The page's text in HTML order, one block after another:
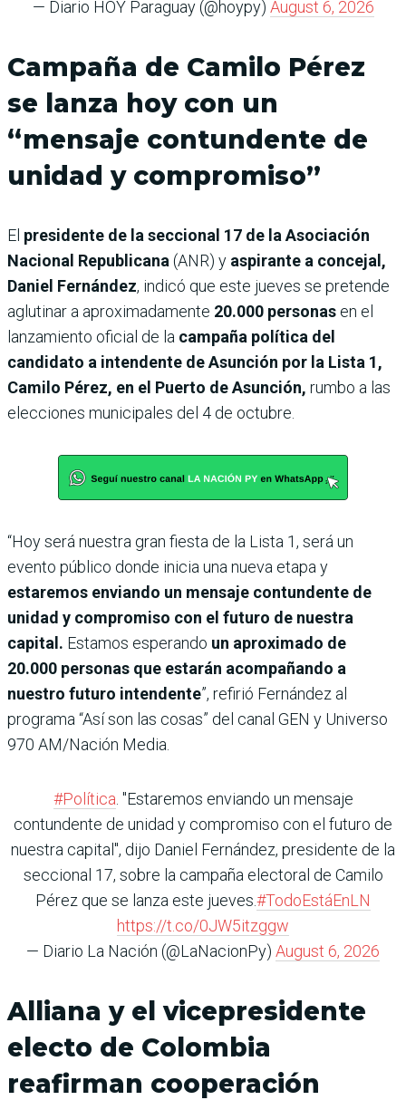
— Diario HOY Paraguay (@hoypy) August 6, 2026
Campaña de Camilo Pérez
se lanza hoy con un
“mensaje contundente de
unidad y compromiso”
El presidente de la seccional 17 de la Asociación
Nacional Republicana(ANR) y aspirante a concejal,
Daniel Fernández, indicó que este jueves se pretende
aglutinar a aproximadamente 20.000 personas en el
lanzamiento oficial de la campaña política del
candidato a intendente de Asunción por la Lista 1,
Camilo Pérez, en el Puerto de Asunción, rumbo a las
elecciones municipales del 4 de octubre.
“Hoy será nuestra gran fiesta de la Lista 1, será un
evento público donde inicia una nueva etapa y
estaremos enviando un mensaje contundente de
unidad y compromiso con el futuro de nuestra
capital. Estamos esperando un aproximado de
20.000 personas que estarán acompañando a
nuestro futuro intendente”, refirió Fernández al
programa “Así son las cosas” del canal GEN y Universo
970 AM/Nación Media.
#Política. "Estaremos enviando un mensaje
contundente de unidad y compromiso con el futuro de
nuestra capital", dijo Daniel Fernández, presidente de la
seccional 17, sobre la campaña electoral de Camilo
Pérez que se lanza este jueves.#TodoEstáEnLN
https://t.co/0JW5itzggw
— Diario La Nación (@LaNacionPy) August 6, 2026
Alliana y el vicepresidente
electo de Colombia
reafirman cooperación